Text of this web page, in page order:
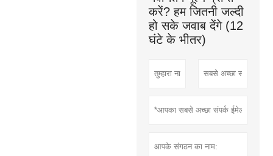
करें? हम जितनी जल्दी
हो सके जवाब देंगे (12
घंटे के भीतर)